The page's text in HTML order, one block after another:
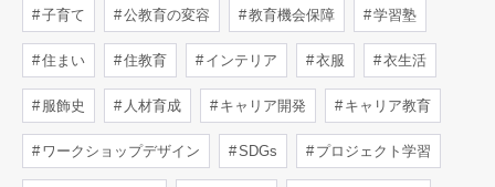
子育て 公教育の変容 教育機会保障 学習塾
住まい 住教育 インテリア 衣服 衣生活
服飾史 人材育成 キャリア開発 キャリア教育
ワークショップデザイン SDGs プロジェクト学習